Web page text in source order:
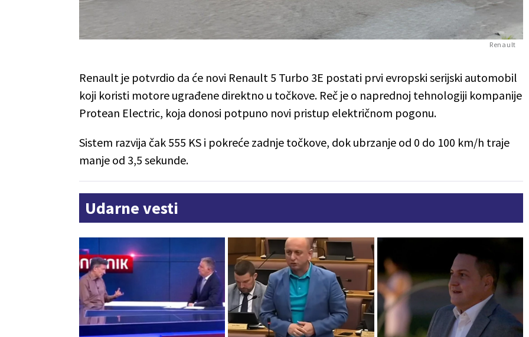
Renault
Renault je potvrdio da će novi Renault 5 Turbo 3E postati prvi evropski serijski automobil
koji koristi motore ugrađene direktno u točkove. Reč je o naprednoj tehnologiji kompanije
Protean Electric, koja donosi potpuno novi pristup električnom pogonu.
Sistem razvija čak 555 KS i pokreće zadnje točkove, dok ubrzanje od 0 do 100 km/h traje
manje od 3,5 sekunde.
Udarne vesti